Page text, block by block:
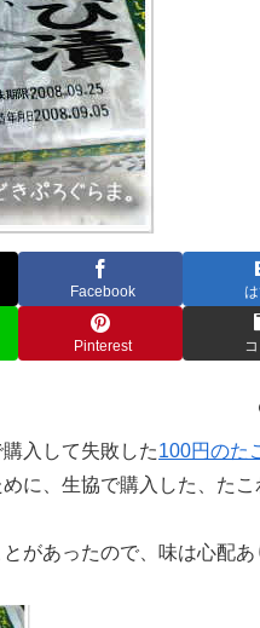
Facebook
Pinterest
入して失敗した100円のた
に、生協で購入した、た
があったので、味は心配あ